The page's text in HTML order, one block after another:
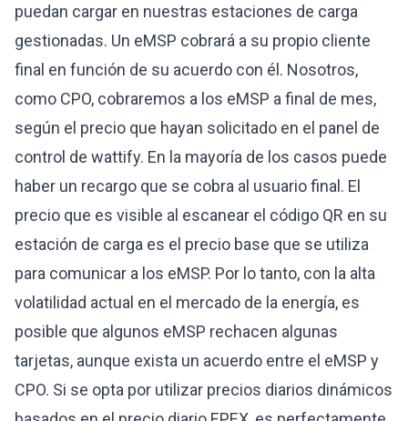
puedan cargar en nuestras estaciones de carga
gestionadas. Un eMSP cobrará a su propio cliente
final en función de su acuerdo con él. Nosotros,
como CPO, cobraremos a los eMSP a final de mes,
según el precio que hayan solicitado en el panel de
control de wattify. En la mayoría de los casos puede
haber un recargo que se cobra al usuario final. El
precio que es visible al escanear el código QR en su
estación de carga es el precio base que se utiliza
para comunicar a los eMSP. Por lo tanto, con la alta
volatilidad actual en el mercado de la energía, es
posible que algunos eMSP rechacen algunas
tarjetas, aunque exista un acuerdo entre el eMSP y
CPO. Si se opta por utilizar precios diarios dinámicos